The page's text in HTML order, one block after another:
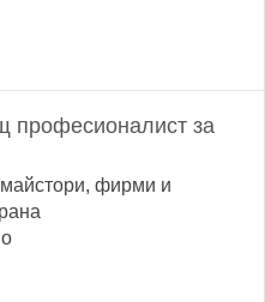
професионалист за
фирми и